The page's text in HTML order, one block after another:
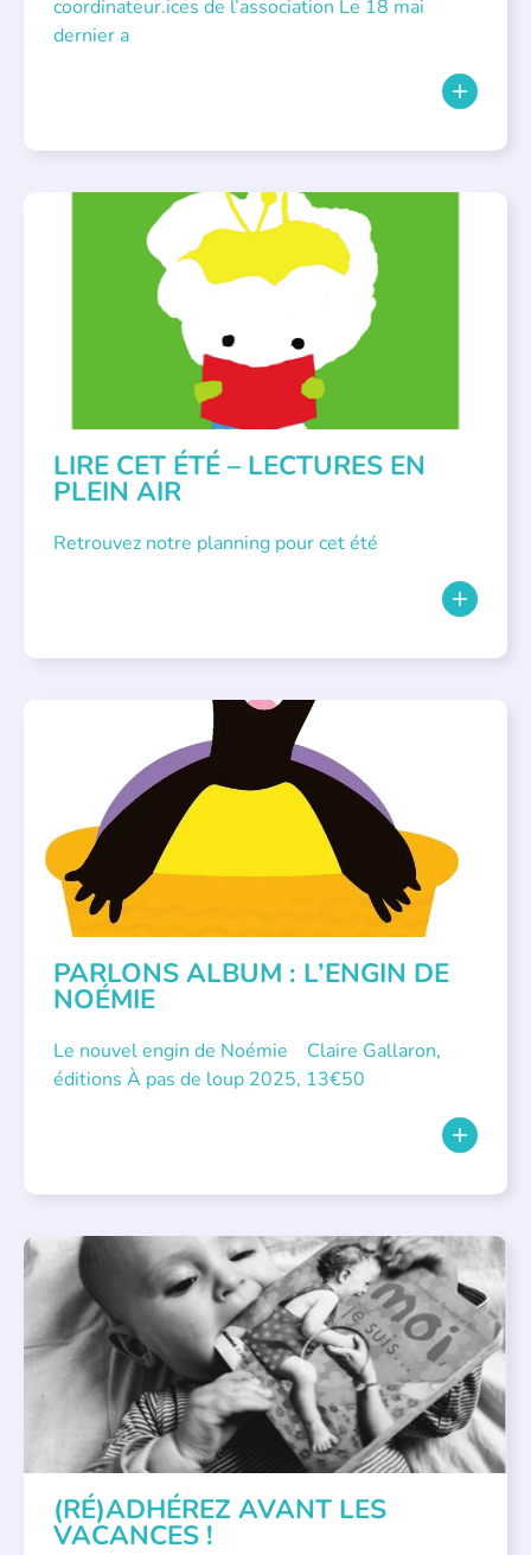
coordinateur.ices de l’association Le 18 mai
dernier a
BIBLIOTHÈQUES ÉVÉNEMENTS , LECTURE INDIVIDUALISÉE
LITTÉRATURE JEUNESSE
LIRE CET ÉTÉ – LECTURES EN
PLEIN AIR
Retrouvez notre planning pour cet été
PARLONS ALBUM : L’ENGIN DE
NOÉMIE
Le nouvel engin de Noémie Claire Gallaron,
éditions À pas de loup 2025, 13€50
APPEL À SOUTIEN
(RÉ)ADHÉREZ AVANT LES
VACANCES !